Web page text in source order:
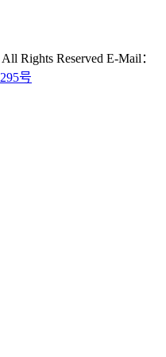
All Rights Reserved E-Mail：
号